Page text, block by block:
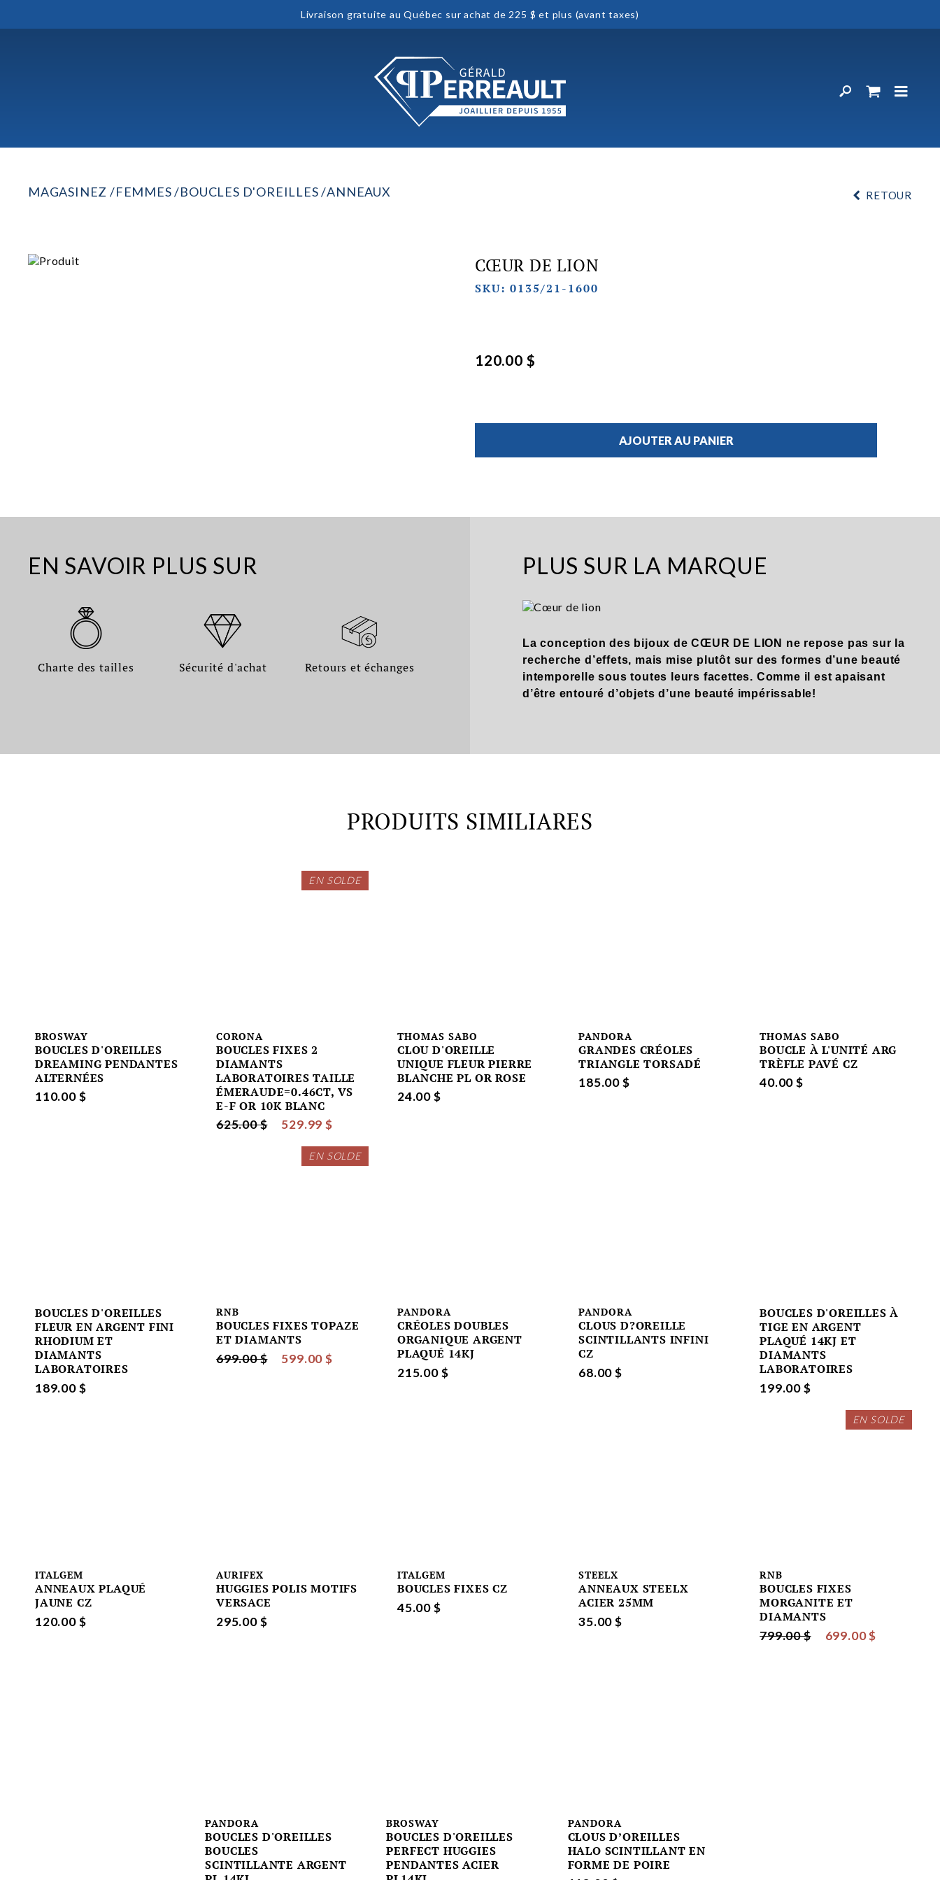
Livraison gratuite au Québec sur achat de 225 $ et plus (avant taxes)
MAGASINEZ FEMMES BOUCLES D'OREILLES ANNEAUX RETOUR
CŒUR DE LION
SKU: 0135/21-1600
120.00 $
AJOUTER AU PANIER
EN SAVOIR PLUS SUR
Charte des tailles Sécurité d'achat Retours et échanges
PLUS SUR LA MARQUE
La conception des bijoux de CŒUR DE LION ne repose pas sur la
recherche d’effets, mais mise plutôt sur des formes d’une beauté
intemporelle sous toutes leurs facettes. Comme il est apaisant
d’être entouré d’objets d’une beauté impérissable!
PRODUITS SIMILIARES
BROSWAY
BOUCLES D'OREILLES
DREAMING PENDANTES
ALTERNÉES
110.00 $
EN SOLDE
CORONA
BOUCLES FIXES 2
DIAMANTS
LABORATOIRES TAILLE
ÉMERAUDE=0.46CT, VS
E-F OR 10K BLANC
625.00 $ 529.99 $
THOMAS SABO
CLOU D'OREILLE
UNIQUE FLEUR PIERRE
BLANCHE PL OR ROSE
24.00 $
PANDORA
GRANDES CRÉOLES
TRIANGLE TORSADÉ
185.00 $
THOMAS SABO
BOUCLE À L'UNITÉ ARG
TRÈFLE PAVÉ CZ
40.00 $
BOUCLES D'OREILLES
FLEUR EN ARGENT FINI
RHODIUM ET
DIAMANTS
LABORATOIRES
189.00 $
EN SOLDE
RNB
BOUCLES FIXES TOPAZE
ET DIAMANTS
699.00 $ 599.00 $
PANDORA
CRÉOLES DOUBLES
ORGANIQUE ARGENT
PLAQUÉ 14KJ
215.00 $
PANDORA
CLOUS D?OREILLE
SCINTILLANTS INFINI
CZ
68.00 $
BOUCLES D'OREILLES À
TIGE EN ARGENT
PLAQUÉ 14KJ ET
DIAMANTS
LABORATOIRES
199.00 $
ITALGEM
ANNEAUX PLAQUÉ
JAUNE CZ
120.00 $
AURIFEX
HUGGIES POLIS MOTIFS
VERSACE
295.00 $
ITALGEM
BOUCLES FIXES CZ
45.00 $
STEELX
ANNEAUX STEELX
ACIER 25MM
35.00 $
EN SOLDE
RNB
BOUCLES FIXES
MORGANITE ET
DIAMANTS
799.00 $ 699.00 $
PANDORA
BOUCLES D'OREILLES
BOUCLES
SCINTILLANTE ARGENT
BROSWAY
BOUCLES D'OREILLES
PERFECT HUGGIES
PENDANTES ACIER
PANDORA
CLOUS D’OREILLES
HALO SCINTILLANT EN
FORME DE POIRE